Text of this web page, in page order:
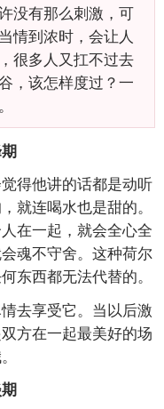
没有那么刺激，可
情到浓时，会让人
很多人又扛不过去
，该怎样度过？一
得他讲的话都是动听
就连喝水也是甜的。
在一起，就会全心全
魂不守舍。这种荷尔
东西都无法代替的。
去享受它。当以后激
方在一起最美好的场